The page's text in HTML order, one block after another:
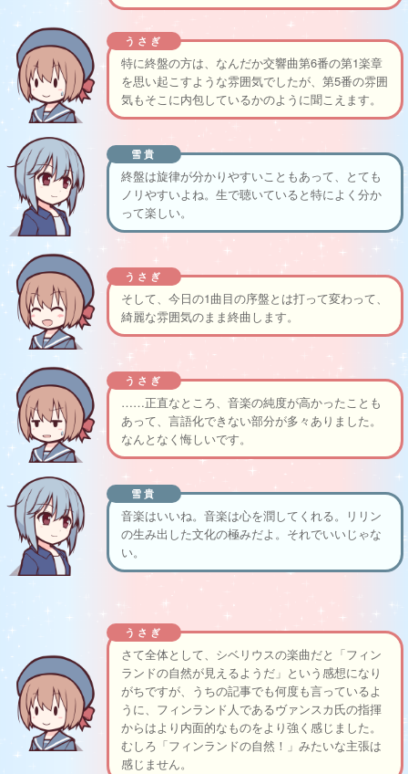
うさぎ
特に終盤の方は、なんだか交響曲第6番の第1楽章
を思い起こすような雰囲気でしたが、第5番の雰囲
気もそこに内包しているかのように聞こえます。
雪貴
終盤は旋律が分かりやすいこともあって、とても
ノリやすいよね。生で聴いていると特によく分か
って楽しい。
うさぎ
そして、今日の1曲目の序盤とは打って変わって、
綺麗な雰囲気のまま終曲します。
うさぎ
……正直なところ、音楽の純度が高かったことも
あって、言語化できない部分が多々ありました。
なんとなく悔しいです。
雪貴
音楽はいいね。音楽は心を潤してくれる。リリン
の生み出した文化の極みだよ。それでいいじゃな
い。
うさぎ
さて全体として、シベリウスの楽曲だと「フィン
ランドの自然が見えるようだ」という感想になり
がちですが、うちの記事でも何度も言っているよ
うに、フィンランド人であるヴァンスカ氏の指揮
からはより内面的なものをより強く感じました。
むしろ「フィンランドの自然！」みたいな主張は
感じません。